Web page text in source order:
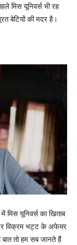
मिस यूनिवर्स भी रह
बेटियों की मदर है।
यूनिवर्स का खिताब
विक्रम भट्ट के अफेयर
तो हम सब जानते हैं